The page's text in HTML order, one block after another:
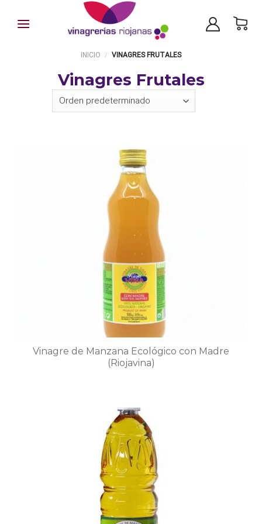
Vinagres Frutales
INICIO / VINAGRES FRUTALES
Vinagre de Manzana Ecológico con Madre
(Riojavina)
tiene
múltiples
variantes.
Las
opciones
pueden
elegir